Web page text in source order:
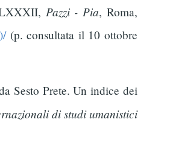
Pazzi - Pia, Roma,
(p. consultata il 10 ottobre
Sesto Prete. Un indice dei
di studi umanistici